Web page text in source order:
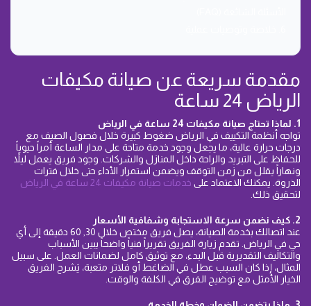
مقدمة سريعة عن صيانة مكيفات
الرياض 24 ساعة
1. لماذا تحتاج صيانة مكيفات 24 ساعة في الرياض
تواجه أنظمة التكييف في الرياض ضغوط كبيرة خلال فصول الصيف مع
درجات حرارة عالية، ما يجعل وجود خدمة متاحة على مدار الساعة أمراً حيوياً
للحفاظ على التبريد والراحة داخل المنازل والشركات. وجود فريق يعمل ليلاً
ونهاراً يقلل من زمن التوقف ويضمن استمرار الأداء حتى خلال فترات
الذروة. يمكنك الاعتماد على خدمات صيانة مكيفات 24 ساعة في الرياض
لتحقيق ذلك.
2. كيف نضمن سرعة الاستجابة وشفافية الأسعار
عند اتصالك بخدمة الصيانة، يصل فريق مختص خلال 30, 60 دقيقة إلى أي
حي في الرياض. تقدم زيارة الفريق تقريراً فنياً واضحاً يبين الأسباب
والتكاليف التقديرية قبل البدء، مع توثيق كامل لضمانات العمل. على سبيل
المثال، إذا كان السبب عطل في الضاغط أو فلاتر متعبة، يَشرح الفريق
الخيار الأمثل مع توضيح الفرق في الكلفة والوقت.